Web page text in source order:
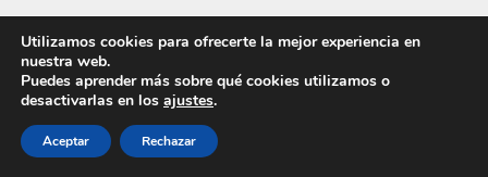
Utilizamos cookies para ofrecerte la mejor experiencia en
nuestra web.
Puedes aprender más sobre qué cookies utilizamos o
desactivarlas en los ajustes.
Aceptar Rechazar